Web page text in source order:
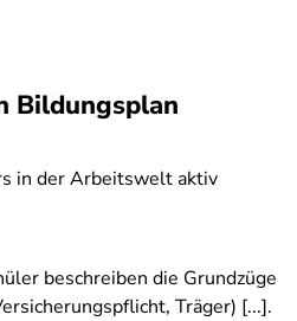
Bildungsplan
in der Arbeitswelt aktiv
beschreiben die Grundzüge
Träger) [...].